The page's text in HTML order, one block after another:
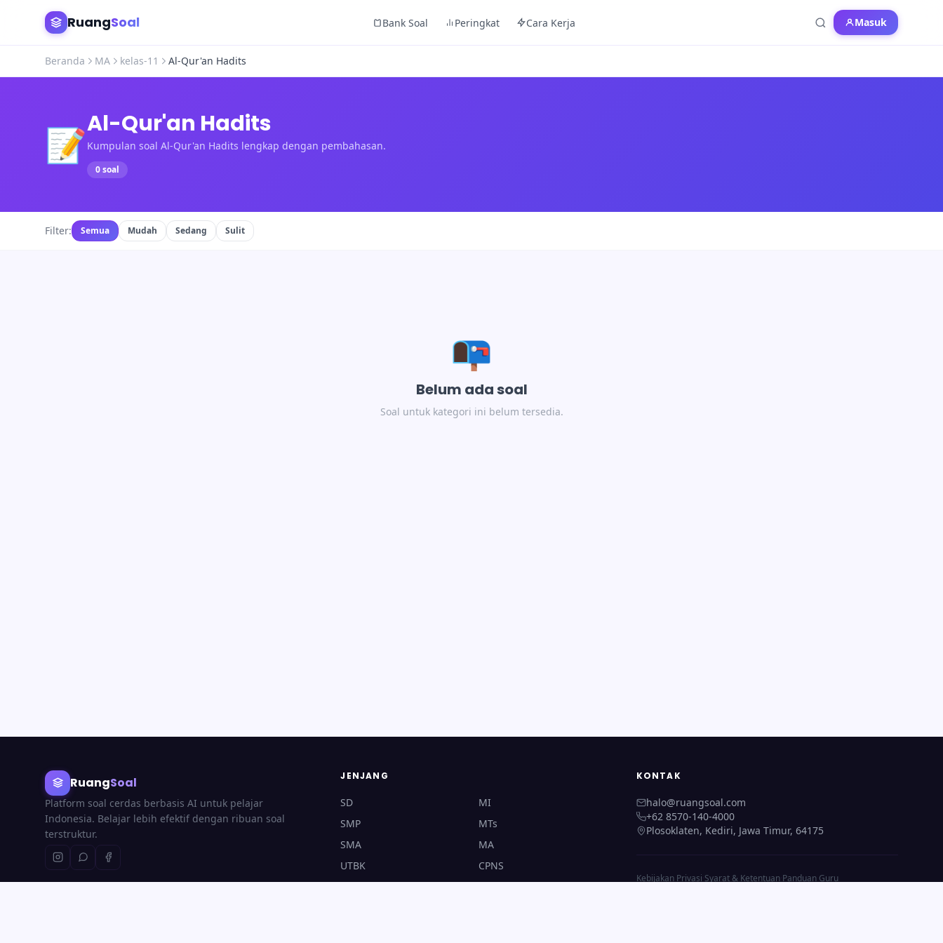
RuangSoal Bank Soal Peringkat Cara Kerja Masuk
Beranda MA kelas-11 Al-Qur'an Hadits
📝Al-Qur'an Hadits
Kumpulan soal Al-Qur'an Hadits lengkap dengan pembahasan.
0 soal
Filter: Semua Mudah Sedang Sulit
📭
Belum ada soal
Soal untuk kategori ini belum tersedia.
RuangSoal
Platform soal cerdas berbasis AI untuk pelajar
Indonesia. Belajar lebih efektif dengan ribuan soal
terstruktur.
JENJANG
SD
MI
SMP
MTs
SMA
MA
UTBK
CPNS
KONTAK
halo@ruangsoal.com
+62 8570-140-4000
Plosoklaten, Kediri, Jawa Timur, 64175
Kebijakan Privasi Syarat & Ketentuan· Panduan Guru